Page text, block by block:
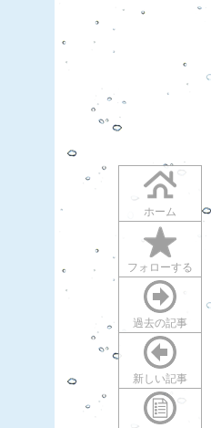
ホーム
フォローする
過去の記事
新しい記事